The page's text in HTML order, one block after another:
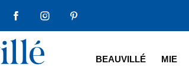
FACEBOOKINSTAGRAMPINTEREST
BEAUVILLÉ
MIE